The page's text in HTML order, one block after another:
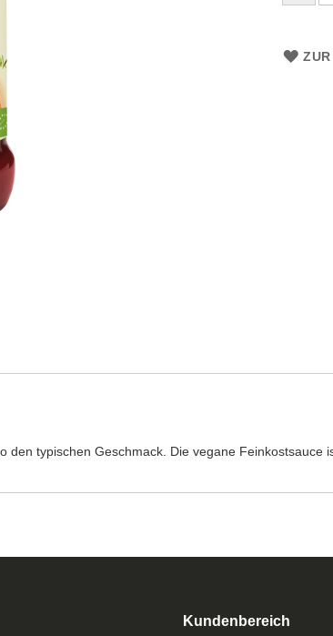
typischen Geschmack. Die vegane Feinkostsauce
Kundenbereich